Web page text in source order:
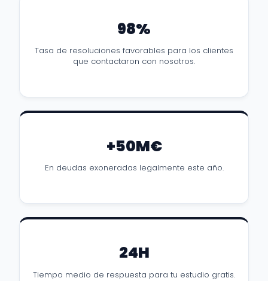
98%
Tasa de resoluciones favorables para los clientes
que contactaron con nosotros.
+50M€
En deudas exoneradas legalmente este año.
24H
Tiempo medio de respuesta para tu estudio gratis.